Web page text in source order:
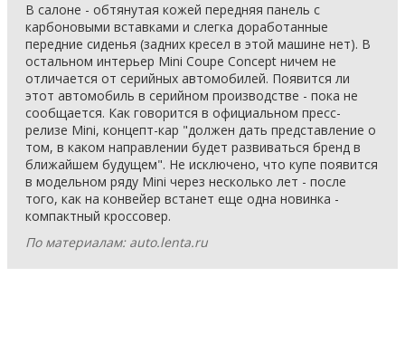
В салоне - обтянутая кожей передняя панель с
карбоновыми вставками и слегка доработанные
передние сиденья (задних кресел в этой машине нет). В
остальном интерьер Mini Coupe Concept ничем не
отличается от серийных автомобилей. Появится ли
этот автомобиль в серийном производстве - пока не
сообщается. Как говорится в официальном пресс-
релизе Mini, концепт-кар "должен дать представление о
том, в каком направлении будет развиваться бренд в
ближайшем будущем". Не исключено, что купе появится
в модельном ряду Mini через несколько лет - после
того, как на конвейер встанет еще одна новинка -
компактный кроссовер.
По материалам: auto.lenta.ru